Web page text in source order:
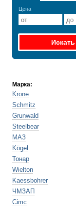
Цена
Марка:
Krone
Schmitz
Grunwald
Steelbear
МАЗ
Kögel
Тонар
Wielton
Kaessbohrer
ЧМЗАП
Cimc